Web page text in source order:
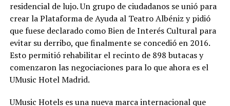
residencial de lujo. Un grupo de ciudadanos se unió para
crear la Plataforma de Ayuda al Teatro Albéniz y pidió
que fuese declarado como Bien de Interés Cultural para
evitar su derribo, que finalmente se concedió en 2016.
Esto permitió rehabilitar el recinto de 898 butacas y
comenzaron las negociaciones para lo que ahora es el
UMusic Hotel Madrid.
UMusic Hotels es una nueva marca internacional que